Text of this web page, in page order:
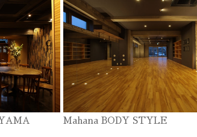
Mahana BODY STYLE